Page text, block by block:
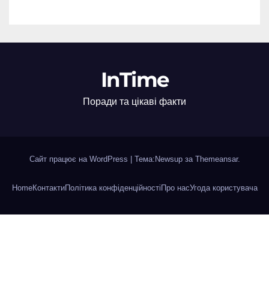
InTime
Поради та цікаві факти
Сайт працює на WordPress | Тема:Newsup за Themeansar.
HomeКонтактиПолітика конфіденційності Про насУгода користувача